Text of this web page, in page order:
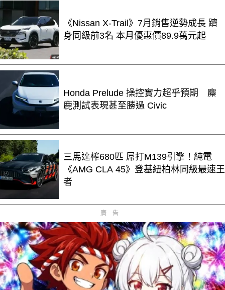
《Nissan X-Trail》7月銷售逆勢成長 躋
身同級前3名 本月優惠價89.9萬元起
Honda Prelude 操控實力超乎預期 麋
鹿測試表現甚至勝過 Civic
三馬達榨680匹 屌打M139引擎！純電
《AMG CLA 45》登基紐柏林同級最速王
者
廣告